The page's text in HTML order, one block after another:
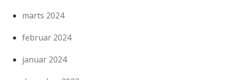
marts 2024
februar 2024
januar 2024